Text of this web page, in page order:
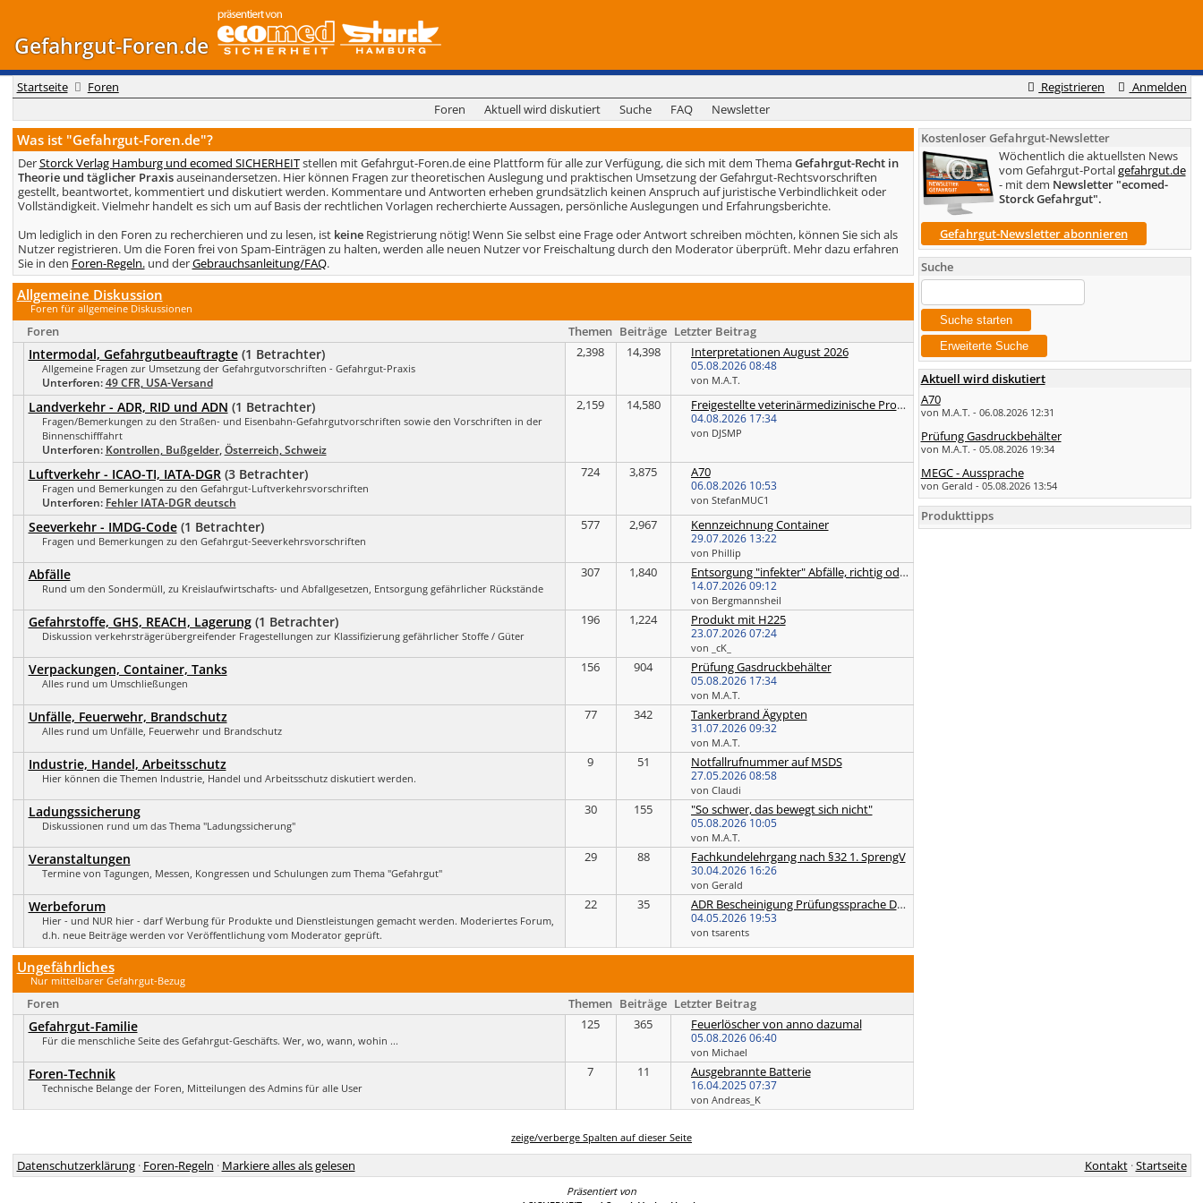
Gefahrgut-Foren.de
Registrieren Anmelden
Startseite
Foren
Foren
Aktuell wird diskutiert Suche FAQ Newsletter
Was ist "Gefahrgut-Foren.de"?
DerStorck Verlag Hamburg und ecomed SICHERHEITstellen mit Gefahrgut-Foren.de eine Plattform für alle zur Verfügung, die sich mit dem ThemaGefahrgut-Recht in
Theorie und täglicher Praxisauseinandersetzen. Hier können Fragen zur theoretischen Auslegung und praktischen Umsetzung der Gefahrgut-Rechtsvorschriften
gestellt, beantwortet, kommentiert und diskutiert werden. Kommentare und Antworten erheben grundsätzlich keinen Anspruch auf juristische Verbindlichkeit oder
Vollständigkeit. Vielmehr handelt es sich um auf Basis der rechtlichen Vorlagen recherchierte Aussagen, persönliche Auslegungen und Erfahrungsberichte.
Um lediglich in den Foren zu recherchieren und zu lesen, ist keine Registrierung nötig! Wenn Sie selbst eine Frage oder Antwort schreiben möchten, können Sie sich als
Nutzer registrieren. Um die Foren frei von Spam-Einträgen zu halten, werden alle neuen Nutzer vor Freischaltung durch den Moderator überprüft. Mehr dazu erfahren
Sie in den Foren-Regeln.und derGebrauchsanleitung/FAQ.
Allgemeine Diskussion
Foren für allgemeine Diskussionen
Foren Themen Beiträge Letzter Beitrag
Intermodal, Gefahrgutbeauftragte (1 Betrachter)
Allgemeine Fragen zur Umsetzung der Gefahrgutvorschriften - Gefahrgut-Praxis
Unterforen:49 CFR, USA-Versand
2,398 14,398 Interpretationen August 2026
05.08.2026 08:48
von M.A.T.
Landverkehr - ADR, RID und ADN (1 Betrachter)
Fragen/Bemerkungen zu den Straßen- und Eisenbahn-Gefahrgutvorschriften sowie den Vorschriften in der
Binnenschifffahrt
Unterforen: Kontrollen, Bußgelder,Österreich, Schweiz
2,159 14,580 Freigestellte veterinärmedizinische Proben
04.08.2026 17:34
von DJSMP
Luftverkehr - ICAO-TI, IATA-DGR (3 Betrachter)
Fragen und Bemerkungen zu den Gefahrgut-Luftverkehrsvorschriften
Unterforen: Fehler IATA-DGR deutsch
724 3,875 A70
06.08.2026 10:53
von StefanMUC1
Seeverkehr - IMDG-Code (1 Betrachter)
Fragen und Bemerkungen zu den Gefahrgut-Seeverkehrsvorschriften
577 2,967 Kennzeichnung Container
29.07.2026 13:22
von Phillip
Abfälle
Rund um den Sondermüll, zu Kreislaufwirtschafts- und Abfallgesetzen, Entsorgung gefährlicher Rückstände
307 1,840 Entsorgung "infekter" Abfälle, richtig oder nicht?
14.07.2026 09:12
von Bergmannsheil
Gefahrstoffe, GHS, REACH, Lagerung (1 Betrachter)
Diskussion verkehrsträgerübergreifender Fragestellungen zur Klassifizierung gefährlicher Stoffe / Güter
196 1,224 Produkt mit H225
23.07.2026 07:24
von _cK_
Verpackungen, Container, Tanks
Alles rund um Umschließungen
156 904 Prüfung Gasdruckbehälter
05.08.2026 17:34
von M.A.T.
Unfälle, Feuerwehr, Brandschutz
Alles rund um Unfälle, Feuerwehr und Brandschutz
77 342 Tankerbrand Ägypten
31.07.2026 09:32
von M.A.T.
Industrie, Handel, Arbeitsschutz
Hier können die Themen Industrie, Handel und Arbeitsschutz diskutiert werden.
9 51 Notfallrufnummer auf MSDS
27.05.2026 08:58
von Claudi
Ladungssicherung
Diskussionen rund um das Thema "Ladungssicherung"
30 155 "So schwer, das bewegt sich nicht"
05.08.2026 10:05
von M.A.T.
Veranstaltungen
Termine von Tagungen, Messen, Kongressen und Schulungen zum Thema "Gefahrgut"
29 88 Fachkundelehrgang nach §32 1. SprengV
30.04.2026 16:26
von Gerald
Werbeforum
Hier - und NUR hier - darf Werbung für Produkte und Dienstleistungen gemacht werden. Moderiertes Forum,
d.h. neue Beiträge werden vor Veröffentlichung vom Moderator geprüft.
22 35 ADR Bescheinigung Prüfungssprache Deutsch
04.05.2026 19:53
von tsarents
Ungefährliches
Nur mittelbarer Gefahrgut-Bezug
Foren Themen Beiträge Letzter Beitrag
Gefahrgut-Familie
Für die menschliche Seite des Gefahrgut-Geschäfts. Wer, wo, wann, wohin ...
125 365 Feuerlöscher von anno dazumal
05.08.2026 06:40
von Michael
Foren-Technik
Technische Belange der Foren, Mitteilungen des Admins für alle User
7 11 Ausgebrannte Batterie
16.04.2025 07:37
von Andreas_K
Kostenloser Gefahrgut-Newsletter
Wöchentlich die aktuellsten News
vom Gefahrgut-Portalgefahrgut.de
- mit dem Newsletter "ecomed-
Storck Gefahrgut".
Gefahrgut-Newsletter abonnieren
Suche
Aktuell wird diskutiert
A70
von M.A.T. - 06.08.2026 12:31
Prüfung Gasdruckbehälter
von M.A.T. - 05.08.2026 19:34
MEGC - Aussprache
von Gerald - 05.08.2026 13:54
Produkttipps
zeige/verberge Spalten auf dieser Seite
Datenschutzerklärung· Foren-Regeln · Markiere alles als gelesen Kontakt·Startseite
Präsentiert von